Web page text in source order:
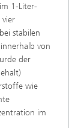
1-Liter-
vier
stabilen
von
der
wie
im